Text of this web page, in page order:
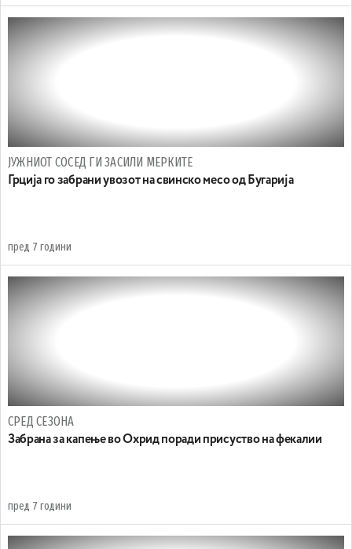
ЈУЖНИОТ СОСЕД ГИ ЗАСИЛИ МЕРКИТЕ
Грција го забрани увозот на свинско месо од Бугарија
пред 7 години
СРЕД СЕЗОНА
Забрана за капење во Охрид поради присуство на фекалии
пред 7 години